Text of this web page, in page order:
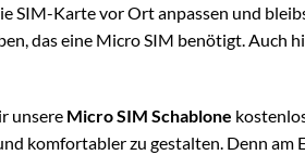
SIM-Karte vor Ort anpassen und
das eine Micro SIM benötigt. Auch
unsere Micro SIM Schablone
komfortabler zu gestalten. Denn am